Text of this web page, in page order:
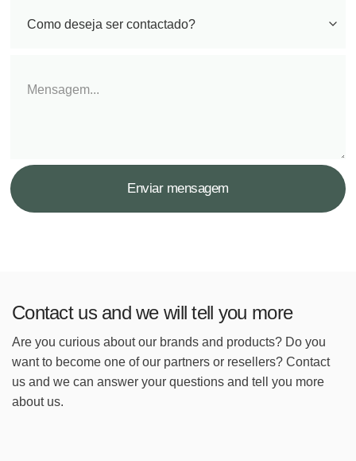
Contact us and we will tell you more
Are you curious about our brands and products? Do you
want to become one of our partners or resellers? Contact
us and we can answer your questions and tell you more
about us.